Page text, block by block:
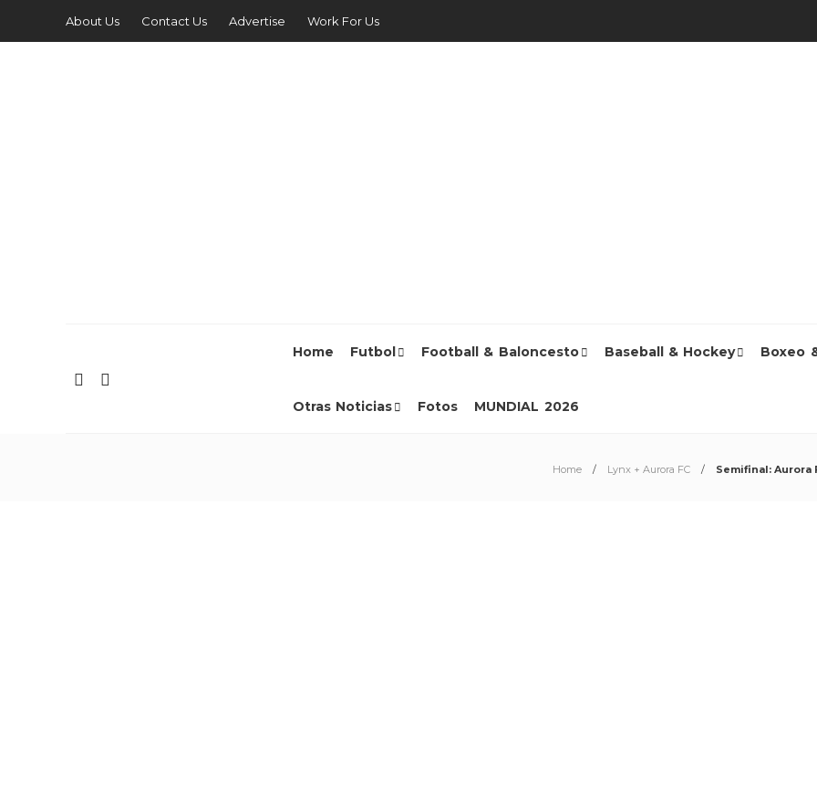
About Us Contact Us Advertise Work For Us
Home Futbol Football & Baloncesto Baseball & Hockey Boxeo
Otras Noticias Fotos MUNDIAL 2026
Home Lynx + Aurora FC Semifinal: Aurora